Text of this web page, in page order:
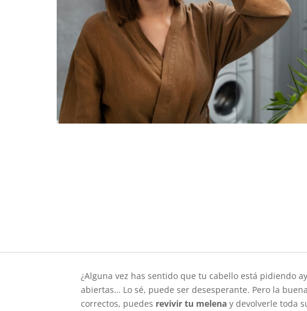
¿Alguna vez has sentido que tu cabello está pidiendo
abiertas… Lo sé, puede ser desesperante. Pero la
correctos, puedes revivir tu melena y devolverle toda